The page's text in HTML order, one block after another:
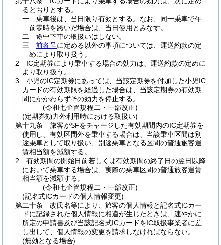
るとおりとする。
一
乗車後は、当日限り有効とする。 なお、同一乗車で午
前零時を跨いだ場合は、当日使用とみなす。
二
途中下車の取扱いはしない。
三
前各号に定める以外の事項については、運送約款の定
めにより取り扱う。
2
IC定期券により乗車する場合の効力は、運送約款の定めに
より取り扱う。
3
小児のIC定期券にあっては、当該定期券を付加した小児IC
カードの有効期限を経過した場合は、当該定期券の有効期
間にかかわらずその効力を停止する。
(令和七企管規程二・一部改正)
(定期券効力外利用時における取扱い)
第十九条
旅客がSFをチャージした有効期間内のIC定期券を
使用し、有効区間外を乗車する場合は、当該乗車区間は別
途乗車として取り扱い、別途乗車となる区間の普通旅客運
賃相当額を減額する。
2
有効期間の開始日前若しくは有効期間の終了日の翌日以降
において乗車する場合は、実際の乗車区間の普通旅客運賃
相当額を減額する。
(令和七企管規程二・一部改正)
(記名式ICカードの個人情報変更)
第二十条
改氏名等により、旅客の個人情報と記名式ICカー
ドに記録された個人情報に相違が生じたときは、速やかに
所定の申請書及び当該記名式ICカードをIC取扱事業者に差
し出して、個人情報の変更を請求しなければならない。
(無効となる場合)